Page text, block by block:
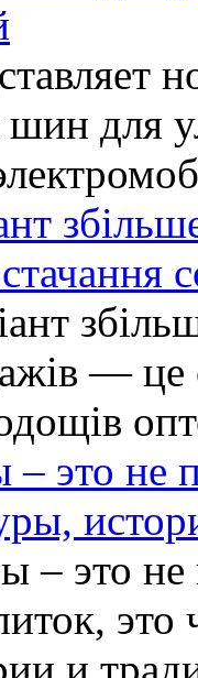
это не